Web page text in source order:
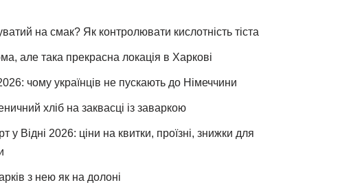
на смак? Як контролювати кислотність тіста
але така прекрасна локація в Харкові
чому українців не пускають до Німеччини
хліб на заквасці із заваркою
у Відні 2026: ціни на квитки, проїзні, знижки для
з нею як на долоні